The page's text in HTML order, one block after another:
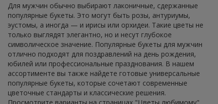
Для мужчин обычно выбирают лаконичные, сдержанные
популярные букеты. Это могут быть розы, антуриумы,
эустомы, а иногда — и ирисы или орхидеи. Такие цветы не
только выглядят элегантно, но и несут глубокое
символическое значение. Популярные букеты для мужчин
отлично подходят для поздравлений на день рождения,
юбилей или профессиональные празднования. В нашем
ассортименте вы также найдете готовые универсальные
популярные букеты, которые сочетают современные
цветочные стандарты и классические решения.